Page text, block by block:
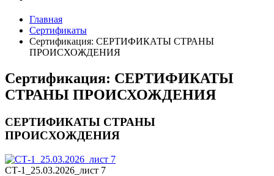
Главная
Сертификаты
Сертификация: СЕРТИФИКАТЫ СТРАНЫ
ПРОИСХОЖДЕНИЯ
Сертификация: СЕРТИФИКАТЫ
СТРАНЫ ПРОИСХОЖДЕНИЯ
СЕРТИФИКАТЫ СТРАНЫ
ПРОИСХОЖДЕНИЯ
СТ-1_25.03.2026_лист 7